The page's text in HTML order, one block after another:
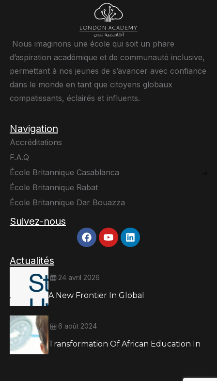
Nous imaginons une école qui soit un phare
d’aspiration académique et de communauté inclusive,
permettant à nos jeunes de s’avancer avec confiance
dans le monde en tant que citoyens globaux
compatissants, éclairés et influents.
Navigation
Accréditations
F.A.Q
École Britannique Casablanca
École Britannique Rabat
École Britannique Dar Bouazza
Suivez-nous
Actualités
24 avril 2026
A New Frontier In Global
6 août 2024
Transformation Of African Education In